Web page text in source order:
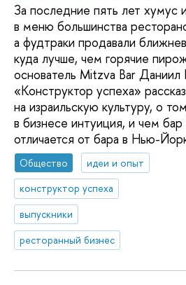
За последние пять лет хумус
в меню большинства
а фудтраки продавали
куда лучше, чем горячие
основатель Mitzva Bar Даниил
«Конструктор успеха»
на израильскую культуру, о
в бизнесе интуиция, и чем
отличается от бара в Нью-
Общество
идеи и опыт
конструктор успеха
выпускники
ресторанный бизнес